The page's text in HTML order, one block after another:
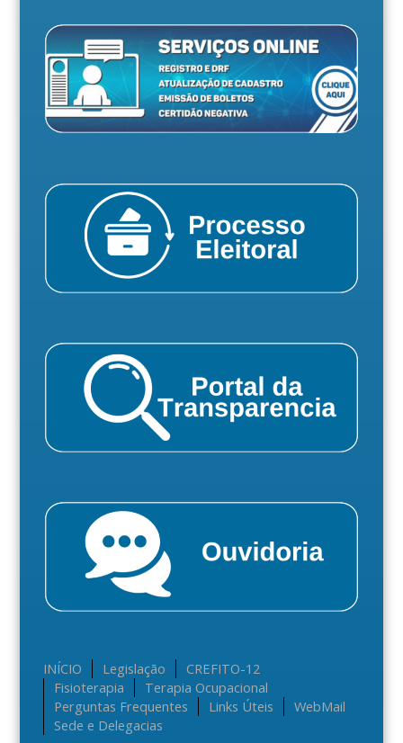
INÍCIO Legislação
CREFITO-12
Fisioterapia
Terapia Ocupacional
Perguntas Frequentes
Links Úteis
WebMail
Sede e Delegacias